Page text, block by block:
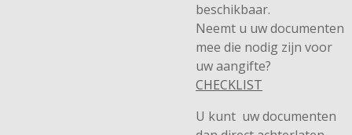
beschikbaar.
Neemt u uw documenten
mee die nodig zijn voor
uw aangifte?
CHECKLIST
U kunt uw documenten